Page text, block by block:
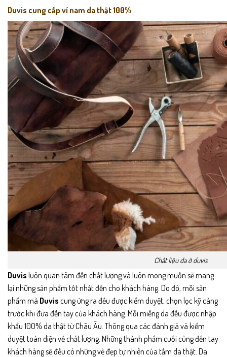
Duvis cung cấp ví nam da thật 100%
Chất liệu da ở duvis
Duvis luôn quan tâm đến chất lượng và luôn mong muốn sẽ mang
lại những sản phẩm tốt nhất đến cho khách hàng. Do đó, mỗi sản
phẩm mà Duvis cung ứng ra đều được kiểm duyệt, chọn lọc kỹ càng
trước khi đưa đến tay của khách hàng. Mỗi miếng da đều được nhập
khẩu 100% da thật từ Châu Âu. Thông qua các đánh giá và kiểm
duyệt toàn diện về chất lượng. Những thành phẩm cuối cùng đến tay
khách hàng sẽ đều có những vẻ đẹp tự nhiên của tấm da thật. Da